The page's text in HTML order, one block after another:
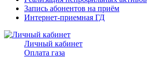
Запись абонентов на приём
Интернет-приемная ГД
Личный кабинет
Оплата газа